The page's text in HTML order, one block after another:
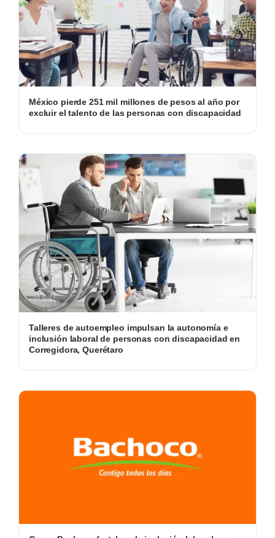
México pierde 251 mil millones de pesos al año por
excluir el talento de las personas con discapacidad
Talleres de autoempleo impulsan la autonomía e
inclusión laboral de personas con discapacidad en
Corregidora, Querétaro